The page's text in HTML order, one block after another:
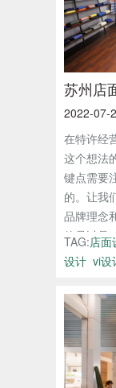
苏州店
2022-07-
在特许经
这个想法
键点需要
的。让我
品牌理念
他是以品
TAG:店面
设计 vi设